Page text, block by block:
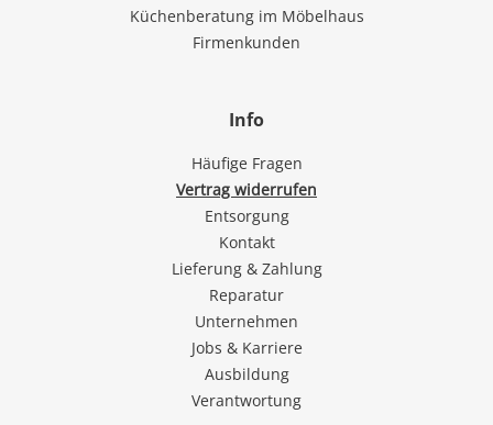
Küchenberatung im Möbelhaus
Firmenkunden
Info
Häufige Fragen
Vertrag widerrufen
Entsorgung
Kontakt
Lieferung & Zahlung
Reparatur
Unternehmen
Jobs & Karriere
Ausbildung
Verantwortung